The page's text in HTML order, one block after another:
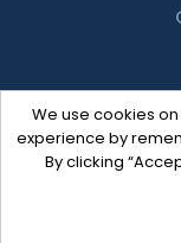
We use cookies
experience by
By clicking